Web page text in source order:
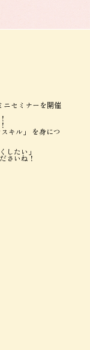
ニセミナーを開催
キル」 を身につ
したい」
さいね！